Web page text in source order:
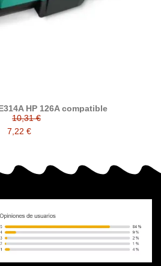
HP 126A compatible
10,31 €
7,22 €